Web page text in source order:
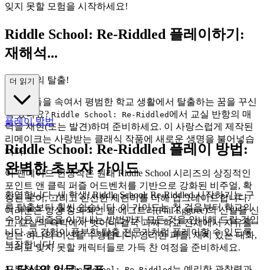
잊지 못할 모험을 시작하세요!
Riddle School: Re-Riddled 플레이하기:
재해석...
된 향수의 탈출!
선생님들을 속여서 평범한 학교 생활에서 탈출하는 꿈을 꾸신
적 있나요? Riddle School: Re-Riddled 에서 교실 반항의 매
력을 재현(또는 발견)하며 준비하세요. 이 사랑스럽게 제작된
리메이크는 사랑받는 클래식 작품에 새로운 생명을 불어넣습
니다.
이 팬메이드 헌정작은 원래 Riddle School 시리즈의 상징적인
포인트 앤 클릭 퍼즐 어드벤처를 기반으로 강화된 비주얼, 확
장된 로어, 그리고 신선한 세련미를 더해 업그레이드합니다.
여러분은 항상 창의적인 필 에그트리(Phil Eggtree)의 신발을 신
고, 교실의 속박에서 벗어나 결국 괴짜 학교 전체에서 자유를
얻는 하나의 미션을 수행합니다. 영리한 퍼즐, 재치 있는 대화,
그리고 잊지 못할 캐릭터들로 가득 찬 여정을 준비하세요.
더 읽기
플레이 방법
Riddle School: Re-Riddled 플레이 방법:
완벽한 초보자 가이드
환영합니다, 새 학생! Riddle School: Re-Riddled 시작하기는 구
류 탈출보다 훨씬 쉽습니다. 이 가이드는 첫 걸음부터 학교의
수많은 퍼즐을 이겨내는 방법까지 모든 것을 안내해 드릴 것입
니다. 곧 경험이 풍부한 탈출 전문가처럼 플레이할 수 있도록
보장합니다!